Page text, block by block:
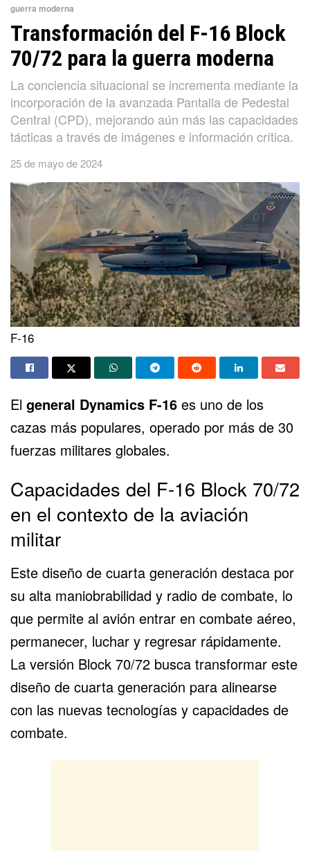
guerra moderna
Transformación del F-16 Block
70/72 para la guerra moderna
La conciencia situacional se incrementa mediante la
incorporación de la avanzada Pantalla de Pedestal
Central (CPD), mejorando aún más las capacidades
tácticas a través de imágenes e información crítica.
25 de mayo de 2024
F-16
El general Dynamics F-16 es uno de los
cazas más populares, operado por más de 30
fuerzas militares globales.
Capacidades del F-16 Block 70/72
en el contexto de la aviación
militar
Este diseño de cuarta generación destaca por
su alta maniobrabilidad y radio de combate, lo
que permite al avión entrar en combate aéreo,
permanecer, luchar y regresar rápidamente.
La versión Block 70/72 busca transformar este
diseño de cuarta generación para alinearse
con las nuevas tecnologías y capacidades de
combate.